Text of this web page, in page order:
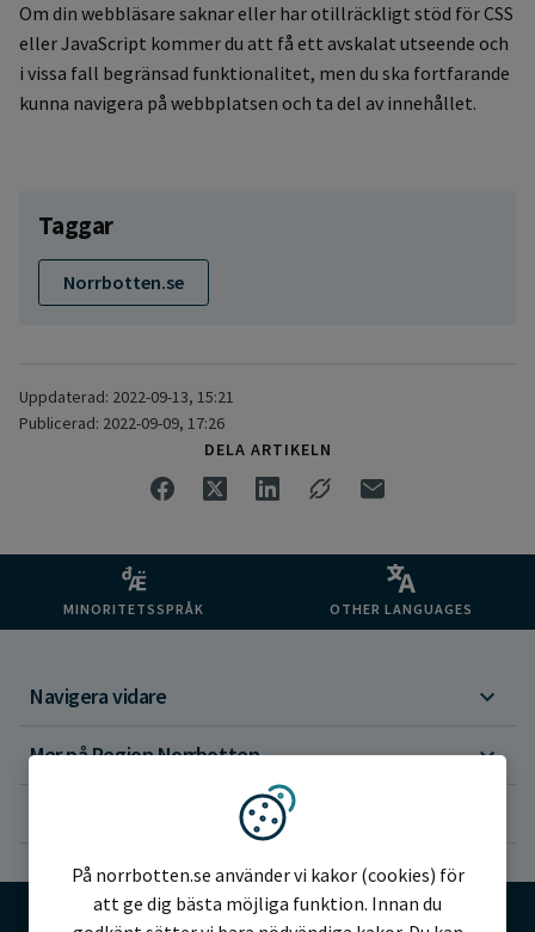
Om din webbläsare saknar eller har otillräckligt stöd för CSS
eller JavaScript kommer du att få ett avskalat utseende och
i vissa fall begränsad funktionalitet, men du ska fortfarande
kunna navigera på webbplatsen och ta del av innehållet.
Taggar
Norrbotten.se
Uppdaterad: 2022-09-13, 15:21
Publicerad: 2022-09-09, 17:26
DELA ARTIKELN
MINORITETSSPRÅK OTHER LANGUAGES
Navigera vidare
Mer på Region Norrbotten
Vi använder kakor
På norrbotten.se använder vi kakor (cookies) för
att ge dig bästa möjliga funktion. Innan du